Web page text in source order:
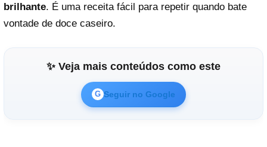
brilhante. É uma receita fácil para repetir quando bate
vontade de doce caseiro.
✨ Veja mais conteúdos como este
G Seguir no Google